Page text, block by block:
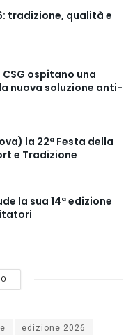
tradizione, qualità e
ospitano una
nuova soluzione anti-
la 22ª Festa della
e Tradizione
la sua 14ª edizione
edizione 2026